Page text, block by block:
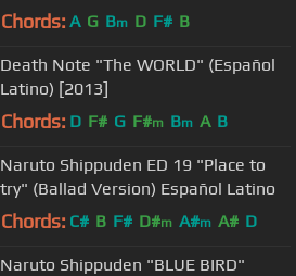
Chords: A G Bm D F# B
Death Note "The WORLD" (Español
Latino) [2013]
Chords: D F# G F#m Bm A B
Naruto Shippuden ED 19 "Place to
try" (Ballad Version) Español Latino
Chords: C# B F# D#m A#m A# D
Naruto Shippuden "BLUE BIRD"